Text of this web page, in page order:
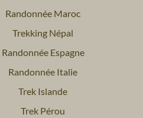
Randonnée Maroc
Trekking Népal
Randonnée Espagne
Randonnée Italie
Trek Islande
Trek Pérou